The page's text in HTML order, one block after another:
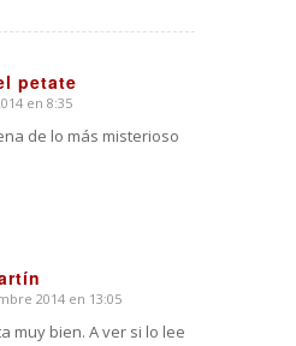
petate
en 8:35
de lo más misterioso
2014 en 13:05
muy bien. A ver si lo lee